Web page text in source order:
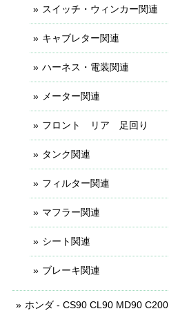
スイッチ・ウィンカー関連
キャブレター関連
ハーネス・電装関連
メーター関連
フロント リア 足回り
タンク関連
フィルター関連
マフラー関連
シート関連
ブレーキ関連
ホンダ - CS90 CL90 MD90 C200